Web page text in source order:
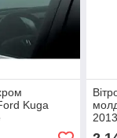
Kuga
Cobra